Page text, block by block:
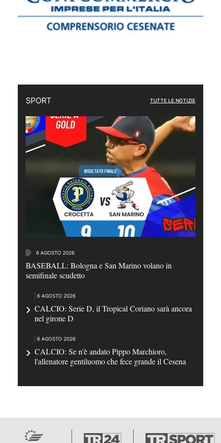
SPORT TUTTE LE NOTIZIE
6 AGOSTO 2026
BASEBALL: Bologna e San Marino volano in
semifinale scudetto
6 AGOSTO 2026
CALCIO: Serie D, il Tropical Coriano sarà ancora
nel girone D
6 AGOSTO 2026
CALCIO: Se n'è andato Pippo Marchioro,
l'allenatore gentiluomo che fece grande il Cesena